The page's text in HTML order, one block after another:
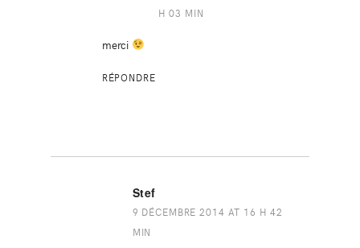
H 03 MIN
merci
RÉPONDRE
Stef
9 DÉCEMBRE 2014 AT 16 H 42
MIN